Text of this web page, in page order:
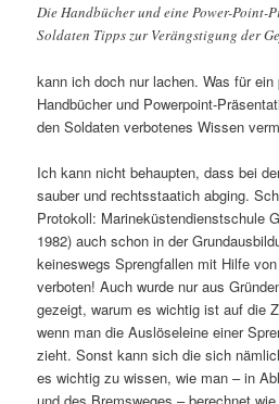
Die Handbücher und eine Power-Point-
Soldaten Tipps zur Verängstigung der
kann ich doch nur lachen. Was für ein
Handbücher und Powerpoint-
den Soldaten verbotenes Wissen
Ich kann nicht behaupten, dass bei
sauber und rechtsstaatich abging.
Protokoll: Marineküstendienstschule
1982) auch schon in der
keineswegs Sprengfallen mit Hilfe
verboten! Auch wurde nur aus
gezeigt, warum es wichtig ist auf die
wenn man die Auslöseleine einer
zieht. Sonst kann sich die sich
es wichtig zu wissen, wie man – in